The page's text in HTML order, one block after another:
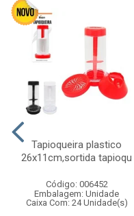
Tapioqueira plastico
26x11cm,sortida tapioqu
Código: 006452
Embalagem: Unidade
Caixa Com: 24 Unidade(s)